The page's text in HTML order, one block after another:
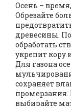
Осень –
Обрезайте
древесины.
обработать
укрепит кору
Для газона
сохраняет
промерзания.
выбирайте